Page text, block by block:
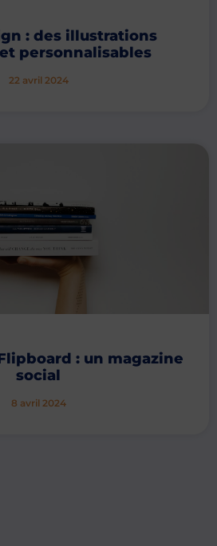
: des illustrations
personnalisables
22 avril 2024
: un magazine
social
8 avril 2024